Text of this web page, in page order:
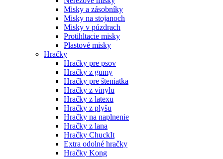
Misky a zásobníky
Misky na stojanoch
Misky v púzdrach
Protihltacie misky
Plastové misky
Hračky
Hračky pre psov
Hračky z gumy
Hračky pre šteniatka
Hračky z vinylu
Hračky z latexu
Hračky z plyšu
Hračky na naplnenie
Hračky z lana
Hračky ChuckIt
Extra odolné hračky
Hračky Kong